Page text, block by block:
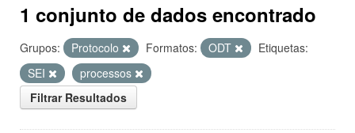
1 conjunto de dados encontrado
Grupos: Protocolo Formatos: ODT
Etiquetas:
SEI
processos
Filtrar Resultados